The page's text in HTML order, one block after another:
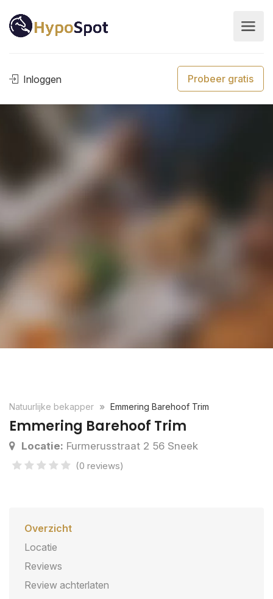
Inloggen Probeer gratis
Natuurlijke bekapper Emmering Barehoof Trim
Emmering Barehoof Trim
Locatie: Furmerusstraat 2 56 Sneek
(0 reviews)
Overzicht
Locatie
Reviews
Review achterlaten